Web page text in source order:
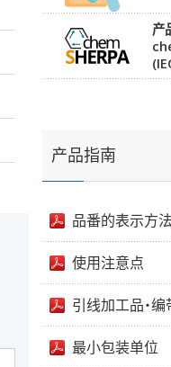
产
产品指南
品番的表示方法
使用注意点
引线加工品・
最小包装单位